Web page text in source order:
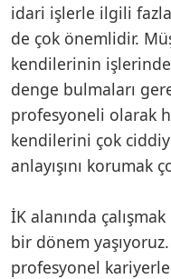
idari işlerle ilgili
de çok önemlidir.
kendilerinin
denge bulmaları
profesyoneli olarak
kendilerini çok
anlayışını korumak
İK alanında
bir dönem
profesyonel